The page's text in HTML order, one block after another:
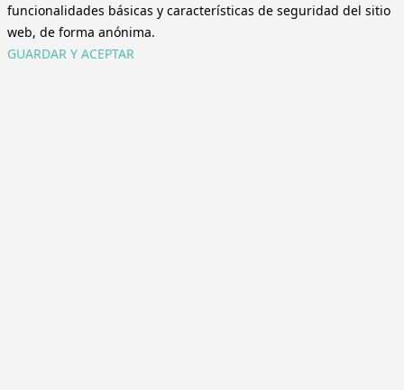
funcionalidades básicas y características de seguridad del sitio
web, de forma anónima.
GUARDAR Y ACEPTAR